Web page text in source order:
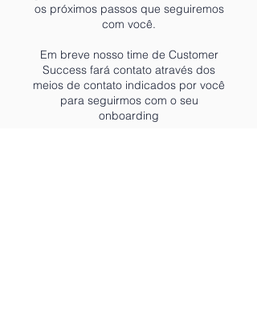
os próximos passos que seguiremos
com você.
Em breve nosso time de Customer
Success fará contato através dos
meios de contato indicados por você
para seguirmos com o seu
onboarding